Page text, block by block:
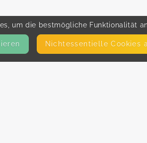
um die bestmögliche Funktionalität
Nicht­essentielle Cookies